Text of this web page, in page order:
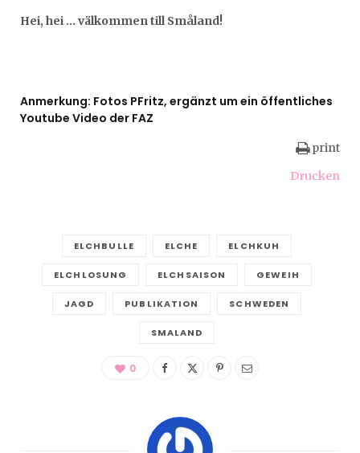
Hei, hei … välkommen till Småland!
Anmerkung: Fotos PFritz, ergänzt um ein öffentliches
Youtube Video der FAZ
print
Drucken
ELCHBULLE ELCHE ELCHKUH
ELCHLOSUNG ELCHSAISON GEWEIH
JAGD PUBLIKATION SCHWEDEN
SMALAND
0